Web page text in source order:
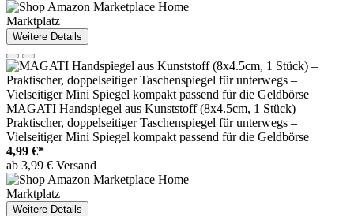
Marktplatz
Weitere Details
MAGATI Handspiegel aus Kunststoff (8x4.5cm, 1 Stück) –
Praktischer, doppelseitiger Taschenspiegel für unterwegs –
Vielseitiger Mini Spiegel kompakt passend für die Geldbörse
4,99 €*
ab 3,99 € Versand
Marktplatz
Weitere Details